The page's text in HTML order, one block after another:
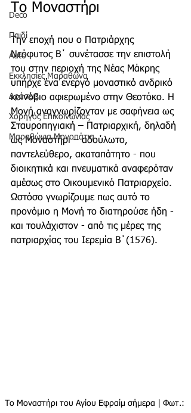
Deco
Παιδί
Auto
Εκκλησίες Μαραθώνα
Δράσεις
Χορηγός Επικοινωνίας
Μαραθώνια Μονοπάτια
Το Μοναστήρι
Την εποχή που ο Πατριάρχης
Νεόφυτος Β΄ συνέτασσε την επιστολή
του στην περιοχή της Νέας Μάκρης
υπήρχε ένα ενεργό μοναστικό ανδρικό
κοινόβιο αφιερωμένο στην Θεοτόκο. Η
Μονή αναγνωρίζονταν με σαφήνεια ως
Σταυροπηγιακή – Πατριαρχική, δηλαδή
ως Μοναστήρι – αδούλωτο,
παντελεύθερο, ακαταπάτητο - που
διοικητικά και πνευματικά αναφερόταν
αμέσως στο Οικουμενικό Πατριαρχείο.
Ωστόσο γνωρίζουμε πως αυτό το
προνόμιο η Μονή το διατηρούσε ήδη -
και τουλάχιστον - από τις μέρες της
πατριαρχίας του Ιερεμία Β΄(1576).
Το Μοναστήρι του Αγίου Εφραίμ σήμερα | Φωτ.: